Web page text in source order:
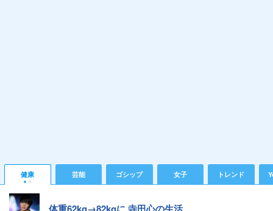
健康 芸能 ゴシップ 女子 トレンド